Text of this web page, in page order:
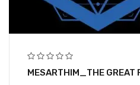
MESARTHIM_THE GREAT